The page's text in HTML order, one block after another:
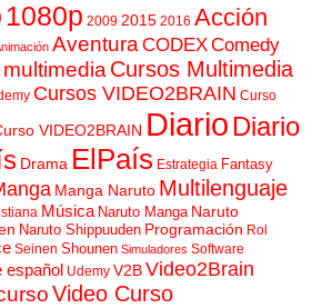
1080p 2009 2015 2016 Acción
AventuraCODEXComedy
Cursos Multimedia
Cursos VIDEO2BRAIN Curso
VIDEO2BRAIN Diario Diario
Drama ElPaís Estrategia Fantasy
Manga Naruto Multilenguaje
Música Naruto Manga Naruto
Naruto Shippuuden Programación Rol
Seinen Shounen Simuladores Software
español Udemy V2BVideo2Brain
Video Curso